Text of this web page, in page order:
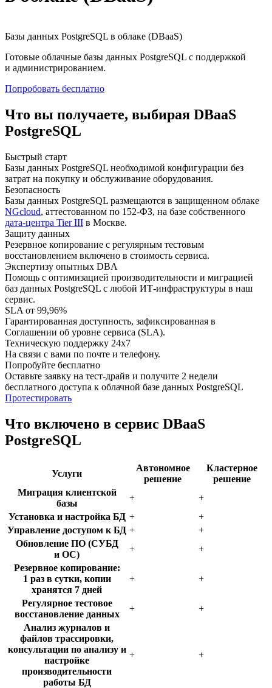
Базы данных PostgreSQL в облаке (DBaaS)
Готовые облачные базы данных PostgreSQL c поддержкой
и администри­рованием.
Попробовать бесплатно
Что вы получаете, выбирая DBaaS
PostgreSQL
Быстрый старт
Базы данных PostgreSQL необходимой конфигурации без
затрат на покупку и обслуживание оборудования.
Безопасность
Базы данных PostgreSQL размещаются в защищенном облаке
NGcloud, аттестованном по 152-ФЗ, на базе собственного
дата-центра Tier III в Москве.
Защиту данных
Резервное копирование с регулярным тестовым
восстановлением включено в стоимость сервиса.
Экспертизу опытных DBA
Помощь с оптимизацией производительности и миграцией
баз данных PostgreSQL с любой ИТ-инфраструктуры в наш
сервис.
SLA от 99,96%
Гарантированная доступность, зафиксированная в
Соглашении об уровне сервиса (SLA).
Техническую поддержку 24х7
На связи с вами по почте и телефону.
Попробуйте бесплатно
Оставьте заявку на тест-драйв и получите 2 недели
бесплатного доступа к облачной базе данных PostgreSQL
Протестировать
Что включено в сервис DBaaS
PostgreSQL
Услуги
Автономное
решение
Кластерное
решение
Миграция клиентской
базы
+
+
Установка и настройка БД +
+
Управление доступом к БД +
+
Обновление ПО (СУБД
и ОС)
+
+
Резервное копирование:
1 раз в сутки, копии
хранятся 7 дней
+ +
Регулярное тестовое
восстановление данных
+
+
Анализ журналов и
файлов трассировки,
консультации по анализу и
настройке
производительности
работы БД
+ +